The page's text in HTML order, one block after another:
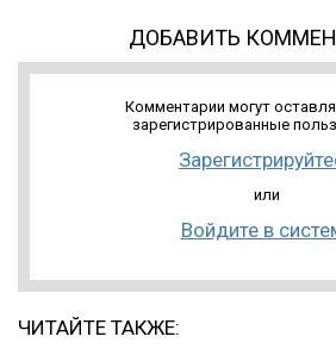
ДОБАВИТЬ
Комментарии могут
зарегистрированные
или
Войдите в
ЧИТАЙТЕ ТАКЖЕ: